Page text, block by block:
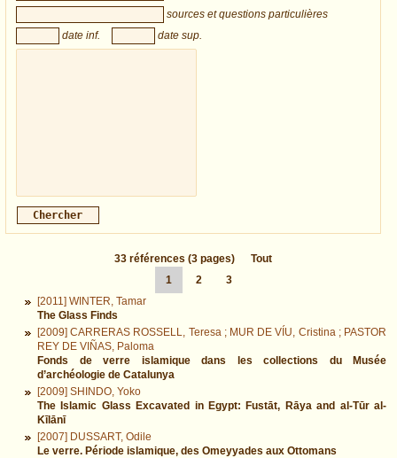
sources et questions particulières
date inf.
date sup.
33 références (3 pages)
Tout
1
2
3
[2011] WINTER, Tamar
The Glass Finds
[2009] CARRERAS ROSSELL, Teresa ; MUR DE VÍU, Cristina ; PASTOR
REY DE VIÑAS, Paloma
Fonds de verre islamique dans les collections du Musée
d’archéologie de Catalunya
[2009] SHINDO, Yoko
The Islamic Glass Excavated in Egypt: Fustāt, Rāya and al-Tūr al-
Kīlānī
[2007] DUSSART, Odile
Le verre. Période islamique, des Omeyyades aux Ottomans